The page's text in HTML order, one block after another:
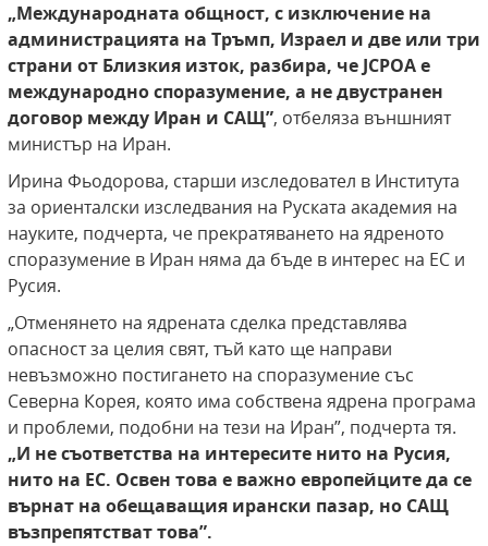
„Международната общност, с изключение на
администрацията на Тръмп, Израел и две или три
страни от Близкия изток, разбира, че JCPOA е
международно споразумение, а не двустранен
договор между Иран и САЩ”, отбеляза външният
министър на Иран.
Ирина Фьодорова, старши изследовател в Института
за ориенталски изследвания на Руската академия на
науките, подчерта, че прекратяването на ядреното
споразумение в Иран няма да бъде в интерес на ЕС и
Русия.
„Отменянето на ядрената сделка представлява
опасност за целия свят, тъй като ще направи
невъзможно постигането на споразумение със
Северна Корея, която има собствена ядрена програма
и проблеми, подобни на тези на Иран”, подчерта тя.
„И не съответства на интересите нито на Русия,
нито на ЕС. Освен това е важно европейците да се
върнат на обещаващия ирански пазар, но САЩ
възпрепятстват това”.